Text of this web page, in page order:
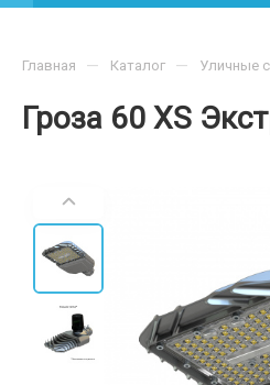
Гроза 60 XS
Главная — Каталог — Уличные